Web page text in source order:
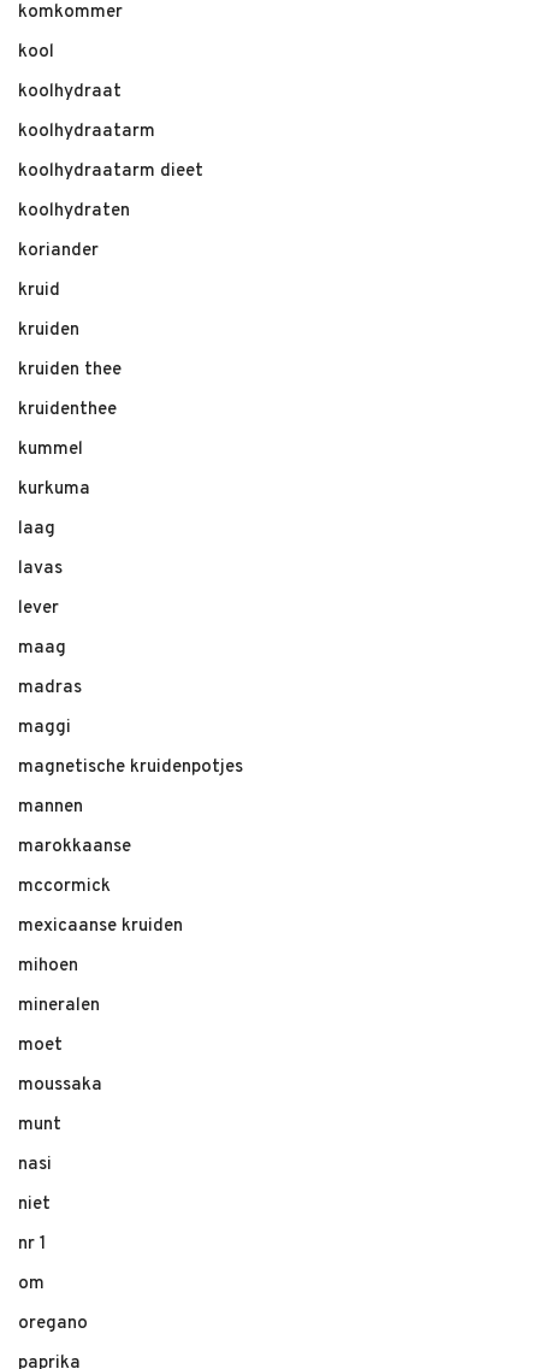
komkommer
kool
koolhydraat
koolhydraatarm
koolhydraatarm dieet
koolhydraten
koriander
kruid
kruiden
kruiden thee
kruidenthee
kummel
kurkuma
laag
lavas
lever
maag
madras
maggi
magnetische kruidenpotjes
mannen
marokkaanse
mccormick
mexicaanse kruiden
mihoen
mineralen
moet
moussaka
munt
nasi
niet
nr 1
om
oregano
paprika